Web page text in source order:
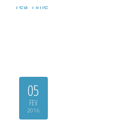
05
FEV
2016